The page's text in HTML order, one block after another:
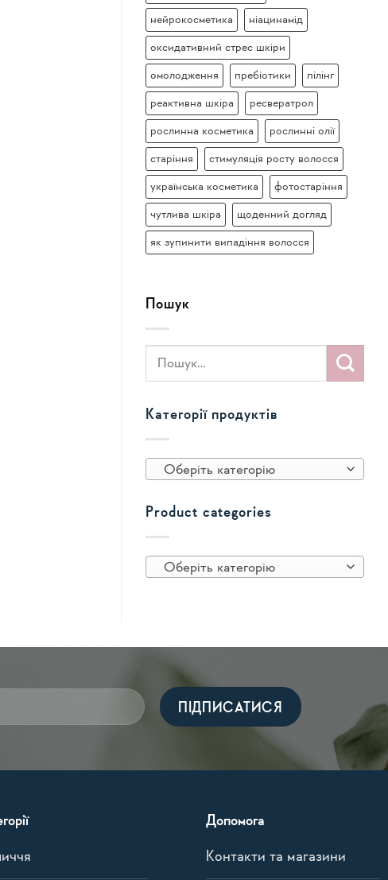
нейрокосметика ніацинамід
оксидативний стрес шкіри
омолодження пребіотики пілінг
реактивна шкіра ресвератрол
рослинна косметика рослинні олії
старіння стимуляція росту волосся
українська косметика фотостаріння
чутлива шкіра щоденний догляд
як зупинити випадіння волосся
Пошук
Категорії продуктів
Оберіть категорію
Product categories
Оберіть категорію
Допомога
Контакти та магазини